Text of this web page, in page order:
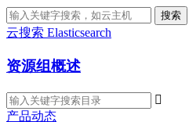
搜索
云搜索 Elasticsearch
资源组概述

产品动态